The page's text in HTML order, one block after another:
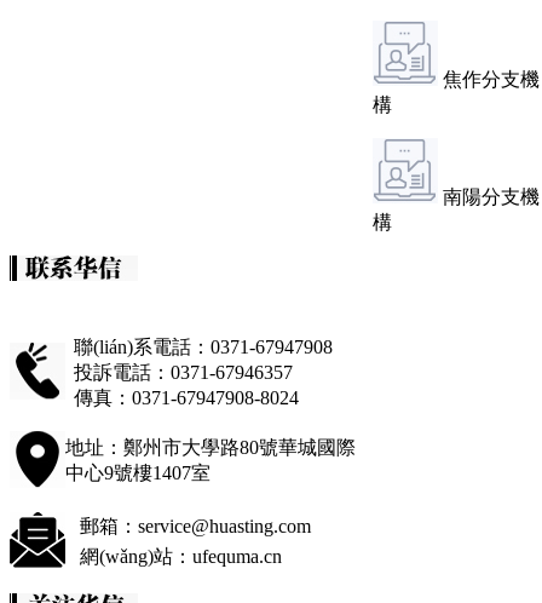
焦作分支機
構
南陽分支機
構
聯(lián)系電話：0371-67947908
投訴電話：0371-67946357
傳真：0371-67947908-8024
地址：鄭州市大學路80號華城國際
中心9號樓1407室
郵箱：service@huasting.com
網(wǎng)站：ufequma.cn